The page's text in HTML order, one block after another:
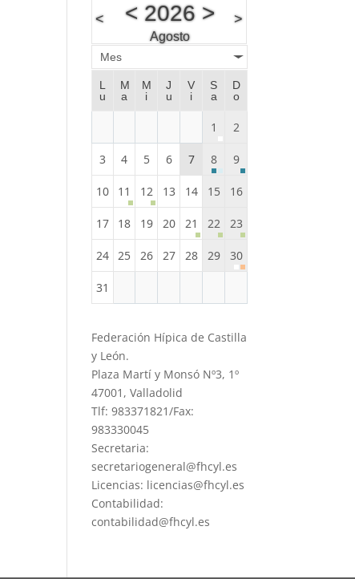
< <2026 >
Agosto
>
Mes
L
u
M
a
M
i
J
u
V
i
S
a
D
o
1 2
3 4 5 6 7 8 9
10 11 12 13 14 15 16
17 18 19 20 21 22 23
24 25 26 27 28 29 30
31
Federación Hípica de Castilla
y León.
Plaza Martí y Monsó Nº3, 1º
47001, Valladolid
Tlf: 983371821/Fax:
983330045
Secretaria:
secretariogeneral@fhcyl.es
Licencias: licencias@fhcyl.es
Contabilidad:
contabilidad@fhcyl.es